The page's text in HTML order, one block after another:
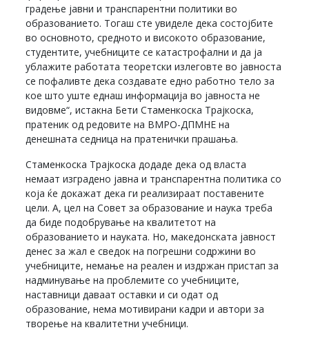
градење јавни и транспарентни политики во
образованието. Тогаш сте увиделе дека состојбите
во основното, средното и високото образование,
студентите, учебниците се катастрофални и да ја
ублажите работата теоретски излеговте во јавноста
се пофаливте дека создавате едно работно тело за
кое што уште еднаш информација во јавноста не
видовме“, истакна Бети Стаменкоска Трајкоска,
пратеник од редовите на ВМРО-ДПМНЕ на
денешната седница на пратенички прашања.
Стаменкоска Трајкоска додаде дека од власта
немаат изградено јавна и транспарентна политика со
која ќе докажат дека ги реализираат поставените
цели. А, цел на Совет за образование и наука треба
да биде подобрување на квалитетот на
образованието и науката. Но, македонската јавност
денес за жал е сведок на погрешни содржини во
учебниците, немање на реален и издржан пристап за
надминување на проблемите со учебниците,
наставници даваат оставки и си одат од
образование, нема мотивирани кадри и автори за
творење на квалитетни учебници.